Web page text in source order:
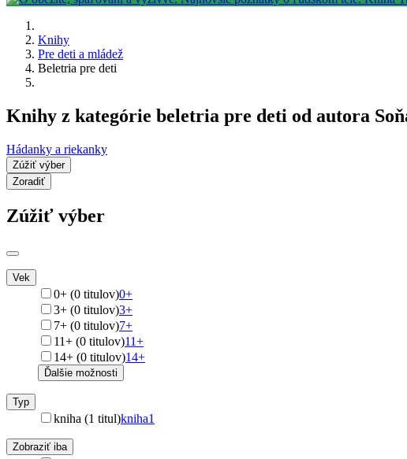
Knihy
Pre deti a mládež
Beletria pre deti
Knihy z kategórie beletria pre deti od autora
Hádanky a riekanky
Zúžiť výber
Zoradiť
Zúžiť výber
Vek
0+ (0 titulov)0+
3+ (0 titulov)3+
7+ (0 titulov)7+
11+ (0 titulov)11+
14+ (0 titulov)14+
Ďalšie možnosti
Typ
kniha (1 titul)kniha1
Zobraziť iba